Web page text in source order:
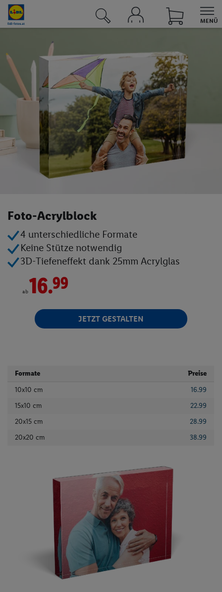
MENÜ
UNSERE ANGEBOTE BEI LIDL
Angebote
Sortimente
Lidl Plus
Lidl Connect
Lidl Energie
Reisen
Fotos & Grußkarten
Fotobücher
Fotokalender
Wandbilder
Fotogeschenke
Angebote
Foto-Acrylblock
4 unterschiedliche Formate
Keine Stütze notwendig
3D-Tiefeneffekt dank 25mm Acrylglas
ab16.99
JETZT GESTALTEN
Formate
Preise
10x10 cm
16.99
15x10 cm
22.99
20x15 cm
28.99
20x20 cm
38.99